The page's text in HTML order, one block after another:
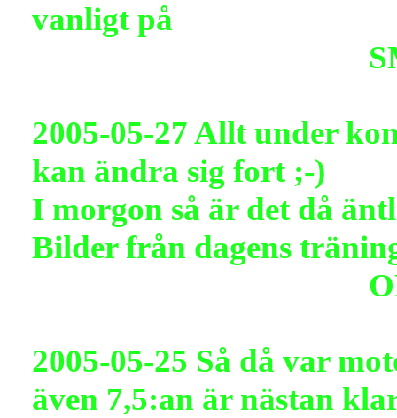
vanligt på
2005-05-27 Allt under
kan ändra sig fort ;-)
I morgon så är det då
Bilder från dagens
2005-05-25 Så då var
även 7,5:an är nästan